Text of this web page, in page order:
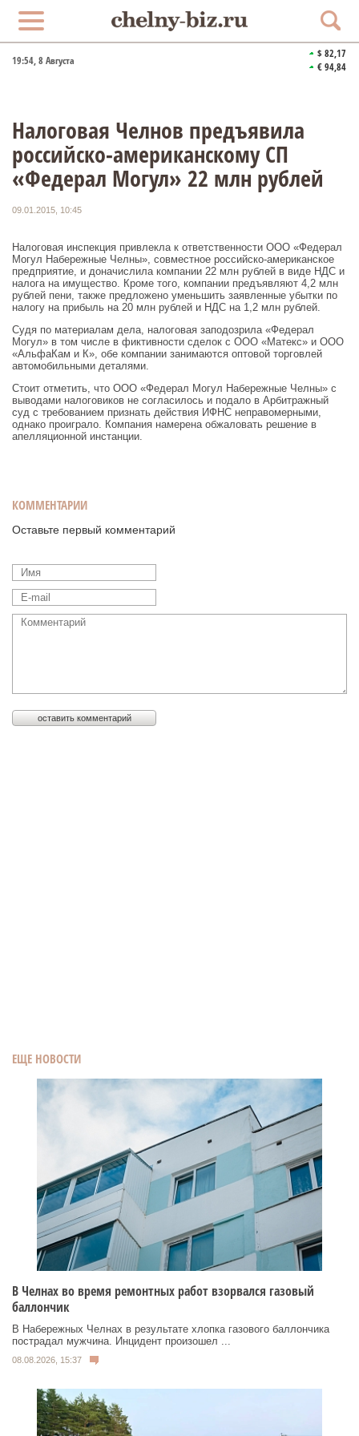
19:54, 8 Августа
$ 82,17
€ 94,84
ЕЩЕ НОВОСТИ
В Челнах во время ремонтных работ взорвался газовый
баллончик
В Набережных Челнах в результате хлопка газового баллончика
пострадал мужчина. Инцидент произошел ...
08.08.2026, 15:37
Налоговая Челнов предъявила
российско-американскому СП
«Федерал Могул» 22 млн рублей
09.01.2015, 10:45
Налоговая инспекция привлекла к ответственности ООО «Федерал
Могул Набережные Челны», совместное российско-американское
предприятие, и доначислила компании 22 млн рублей в виде НДС и
налога на имущество. Кроме того, компании предъявляют 4,2 млн
рублей пени, также предложено уменьшить заявленные убытки по
налогу на прибыль на 20 млн рублей и НДС на 1,2 млн рублей.
Судя по материалам дела, налоговая заподозрила «Федерал
Могул» в том числе в фиктивности сделок с ООО «Матекс» и ООО
«АльфаКам и К», обе компании занимаются оптовой торговлей
автомобильными деталями.
Стоит отметить, что ООО «Федерал Могул Набережные Челны» с
выводами налоговиков не согласилось и подало в Арбитражный
суд с требованием признать действия ИФНС неправомерными,
однако проиграло. Компания намерена обжаловать решение в
апелляционной инстанции.
КОММЕНТАРИИ
Оставьте первый комментарий